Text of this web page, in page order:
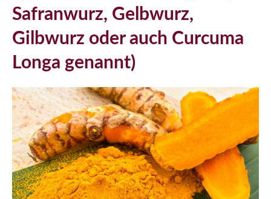
Safranwurz, Gelbwurz,
Gilbwurz oder auch Curcuma
Longa genannt)